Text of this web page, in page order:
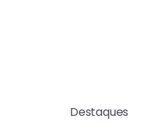
Destaques